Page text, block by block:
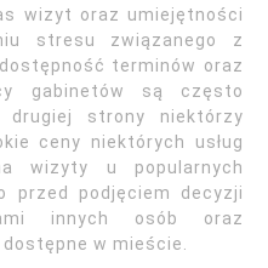
wizyt oraz umiejętności
stresu związanego z
terminów oraz
gabinetów są często
strony niektórzy
ceny niektórych usług
wizyty u popularnych
przed podjęciem decyzji
innych osób oraz
w mieście.